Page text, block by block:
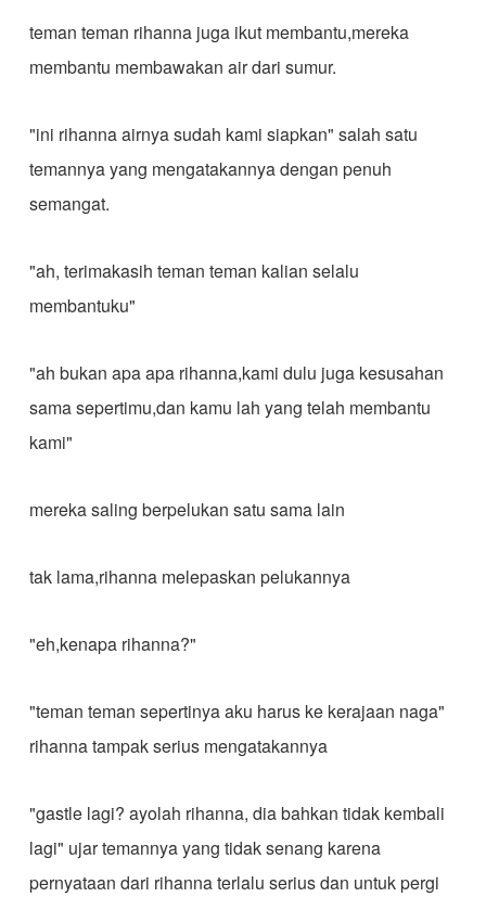
teman teman rihanna juga ikut membantu,mereka
membantu membawakan air dari sumur.
"ini rihanna airnya sudah kami siapkan" salah satu
temannya yang mengatakannya dengan penuh
semangat.
"ah, terimakasih teman teman kalian selalu
membantuku"
"ah bukan apa apa rihanna,kami dulu juga kesusahan
sama sepertimu,dan kamu lah yang telah membantu
kami"
mereka saling berpelukan satu sama lain
tak lama,rihanna melepaskan pelukannya
"eh,kenapa rihanna?"
"teman teman sepertinya aku harus ke kerajaan naga"
rihanna tampak serius mengatakannya
"gastle lagi? ayolah rihanna, dia bahkan tidak kembali
lagi" ujar temannya yang tidak senang karena
pernyataan dari rihanna terlalu serius dan untuk pergi